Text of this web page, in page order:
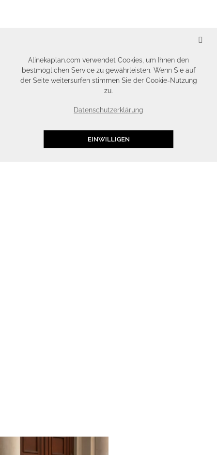
Alinekaplan.com verwendet Cookies, um Ihnen den
bestmöglichen Service zu gewährleisten. Wenn Sie auf
der Seite weitersurfen stimmen Sie der Cookie-Nutzung
zu.
Datenschutzerklärung
EINWILLIGEN